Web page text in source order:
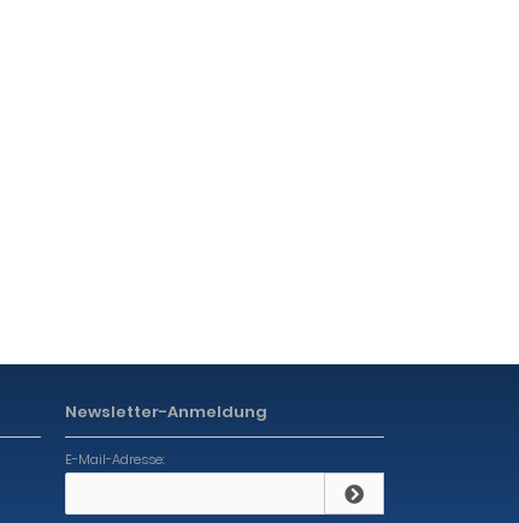
Newsletter-Anmeldung
E-Mail-Adresse: